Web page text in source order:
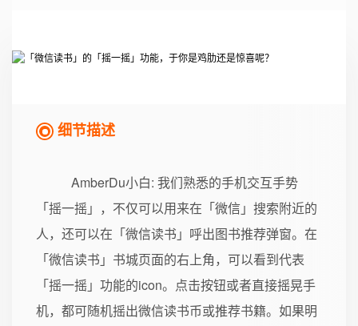
细节描述
AmberDu小白: 我们熟悉的手机交互手势
「摇一摇」，不仅可以用来在「微信」搜索附近的
人，还可以在「微信读书」呼出图书推荐弹窗。在
「微信读书」书城页面的右上角，可以看到代表
「摇一摇」功能的icon。点击按钮或者直接摇晃手
机，都可随机摇出微信读书币或推荐书籍。如果明